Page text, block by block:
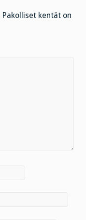
Pakolliset kentät on